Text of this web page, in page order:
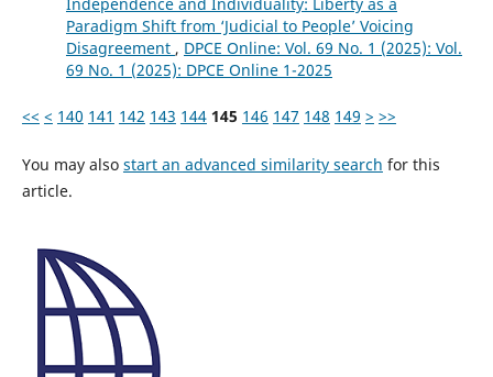
Paradigm Shift from ‘Judicial to People’ Voicing
Disagreement , DPCE Online: Vol. 69 No. 1 (2025): Vol.
69 No. 1 (2025): DPCE Online 1-2025
<< < 140 141 142 143 144 145 146 147 148 149 > >>
You may also start an advanced similarity search for this
article.